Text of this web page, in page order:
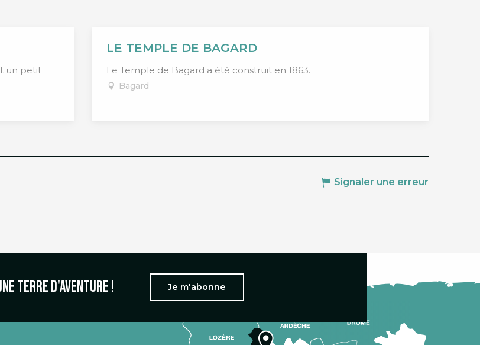
un petit
LE TEMPLE DE BAGARD
Le Temple de Bagard a été construit en 1863.
Bagard
Signaler une erreur
terre d'aventure ! Je m'abonne